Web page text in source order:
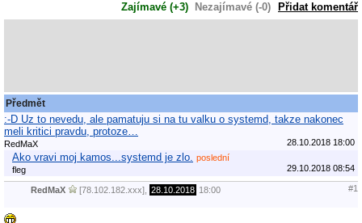
Zajímavé (+3)
Nezajímavé (-0) Přidat komentář
Předmět
:-D Uz to nevedu, ale pamatuju si na tu valku o systemd, takze nakonec
meli kritici pravdu, protoze…
RedMaX 28.10.2018 18:00
Ako vravi moj kamos...systemd je zlo.
poslední
fleg
29.10.2018 08:54
RedMaX [78.102.182.xxx], 28.10.2018 18:00 #1